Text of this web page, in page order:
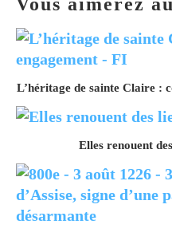
L’héritage de sainte Claire :
Elles renouent